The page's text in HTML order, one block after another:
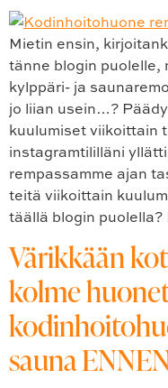
Mietin ensin,
tänne blogin puolelle,
kylppäri- ja
jo liian usein…?
kuulumiset viikoittain
instagramtililläni
rempassamme ajan
teitä viikoittain
täällä blogin
Värikkään
kolme
sauna